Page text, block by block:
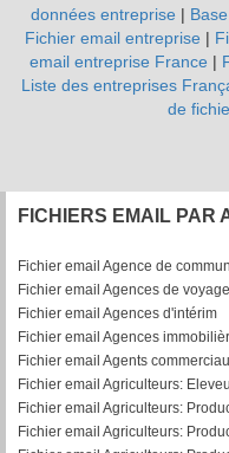
données entreprise |
Fichier email entreprise |
email entreprise France |
Liste des entreprises
de
FICHIERS EMAIL PAR
Fichier email Agence de
Fichier email Agences de
Fichier email Agences d'intérim
Fichier email Agences
Fichier email Agents
Fichier email Agriculteurs:
Fichier email Agriculteurs:
Fichier email Agriculteurs: